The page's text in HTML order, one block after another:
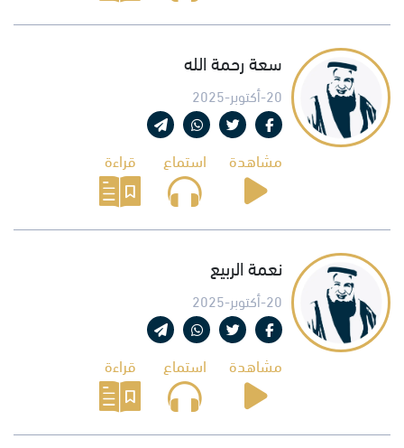
سعة رحمة الله
20-أكتوبر-2025
مشاهدة استماع قراءة
نعمة الربيع
20-أكتوبر-2025
مشاهدة استماع قراءة